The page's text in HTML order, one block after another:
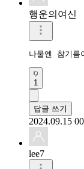
행운의여신
나물엔 참기름
1
답글 쓰기
2024.09.15
lee7